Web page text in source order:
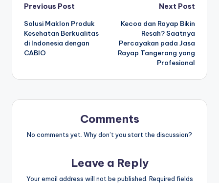
Post
navigation
Previous Post
Solusi Maklon Produk
Kesehatan Berkualitas
di Indonesia dengan
CABIO
Next Post
Kecoa dan Rayap Bikin
Resah? Saatnya
Percayakan pada Jasa
Rayap Tangerang yang
Profesional
Comments
No comments yet. Why don’t you start the discussion?
Leave a Reply
Your email address will not be published. Required fields